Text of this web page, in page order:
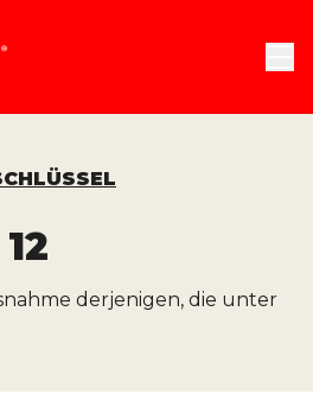
derjenigen, die unter